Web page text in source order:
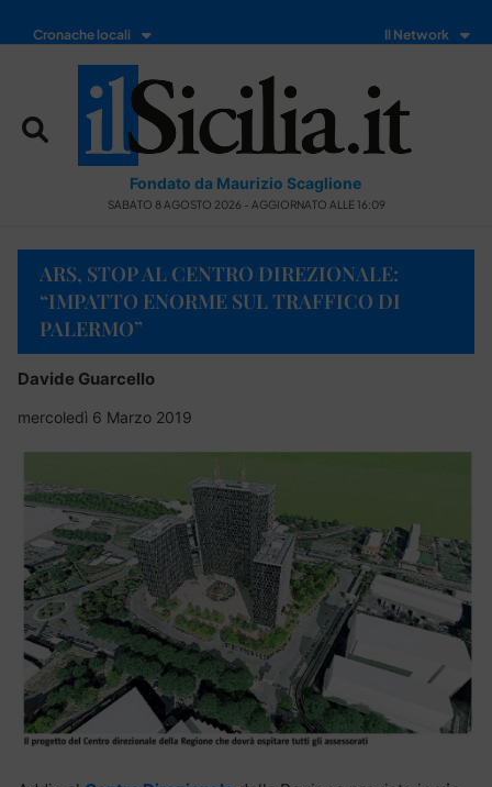
Cronache locali Il Network
Fondato da Maurizio Scaglione
SABATO 8 AGOSTO 2026 - AGGIORNATO ALLE 16:09
ARS, STOP AL CENTRO DIREZIONALE:
“IMPATTO ENORME SUL TRAFFICO DI
PALERMO”
Davide Guarcello
mercoledì 6 Marzo 2019